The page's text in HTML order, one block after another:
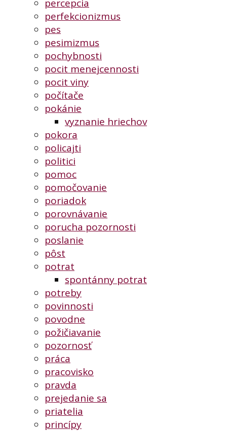
percepcia
perfekcionizmus
pes
pesimizmus
pochybnosti
pocit menejcennosti
pocit viny
počítače
pokánie
vyznanie hriechov
pokora
policajti
politici
pomoc
pomočovanie
poriadok
porovnávanie
porucha pozornosti
poslanie
pôst
potrat
spontánny potrat
potreby
povinnosti
povodne
požičiavanie
pozornosť
práca
pracovisko
pravda
prejedanie sa
priatelia
princípy